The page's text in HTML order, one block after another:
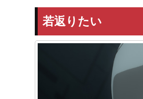
若返りたい